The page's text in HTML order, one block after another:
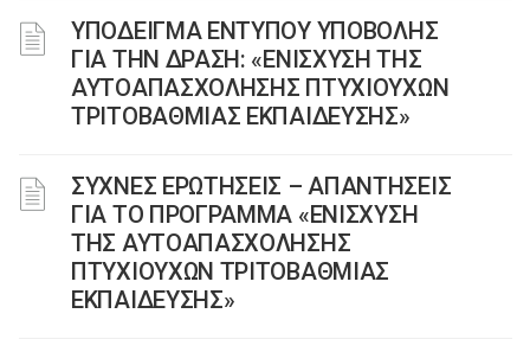
ΥΠΟΔΕΙΓΜΑ ΕΝΤΥΠΟΥ ΥΠΟΒΟΛΗΣ
ΓΙΑ ΤΗΝ ΔΡΑΣΗ: «ΕΝΙΣΧΥΣΗ ΤΗΣ
ΑΥΤΟΑΠΑΣΧΟΛΗΣΗΣ ΠΤΥΧΙΟΥΧΩΝ
ΤΡΙΤΟΒΑΘΜΙΑΣ ΕΚΠΑΙΔΕΥΣΗΣ»
ΣΥΧΝΕΣ ΕΡΩΤΗΣΕΙΣ – ΑΠΑΝΤΗΣΕΙΣ
ΓΙΑ ΤΟ ΠΡΟΓΡΑΜΜΑ «ΕΝΙΣΧΥΣΗ
ΤΗΣ ΑΥΤΟΑΠΑΣΧΟΛΗΣΗΣ
ΠΤΥΧΙΟΥΧΩΝ ΤΡΙΤΟΒΑΘΜΙΑΣ
ΕΚΠΑΙΔΕΥΣΗΣ»